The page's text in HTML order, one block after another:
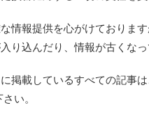
情報提供を心がけておりま
り込んだり、情報が古くなっ
掲載しているすべての記事
い。